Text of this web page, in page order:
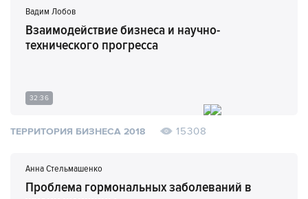
Вадим Лобов
Взаимодействие бизнеса и научно-
технического прогресса
32:36
ТЕРРИТОРИЯ БИЗНЕСА 2018 15308
Анна Стельмашенко
Проблема гормональных заболеваний в